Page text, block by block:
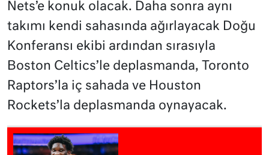
Nets’e konuk olacak. Daha sonra aynı
takımı kendi sahasında ağırlayacak Doğu
Konferansı ekibi ardından sırasıyla
Boston Celtics’le deplasmanda, Toronto
Raptors’la iç sahada ve Houston
Rockets’la deplasmanda oynayacak.